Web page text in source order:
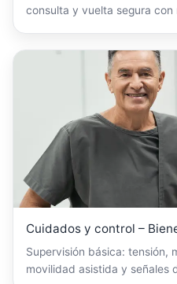
consulta y vuelta segura
Cuidados y control –
Supervisión básica: tensión,
movilidad asistida y señales